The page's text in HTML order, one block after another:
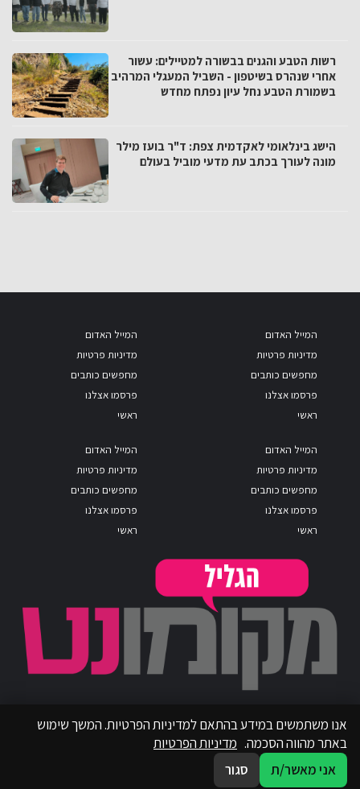
רשות הטבע והגנים בבשורה למטיילים: עשור
אחרי שנהרס בשיטפון - השביל המעגלי המרהיב
בשמורת הטבע נחל עיון נפתח מחדש
הישג בינלאומי לאקדמית צפת: ד"ר בועז מילר
מונה לעורך בכתב עת מדעי מוביל בעולם
המייל האדום
מדיניות פרטיות
מחפשים כותבים
פרסמו אצלנו
ראשי
המייל האדום
מדיניות פרטיות
מחפשים כותבים
פרסמו אצלנו
ראשי
המייל האדום
מדיניות פרטיות
מחפשים כותבים
פרסמו אצלנו
ראשי
המייל האדום
מדיניות פרטיות
מחפשים כותבים
פרסמו אצלנו
ראשי
אנו משתמשים במידע בהתאם למדיניות הפרטיות. המשך שימוש
באתר מהווה הסכמה. מדיניות הפרטיות
אני מאשר/ת
סגור